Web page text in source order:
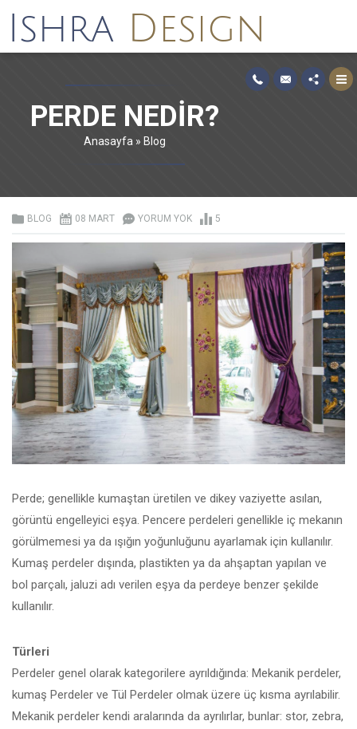
PERDE NEDIR?
Anasayfa » Blog
BLOG 08 MART YORUM YOK 5
Perde; genellikle kumaştan üretilen ve dikey vaziyette asılan,
görüntü engelleyici eşya. Pencere perdeleri genellikle iç mekanın
görülmemesi ya da ışığın yoğunluğunu ayarlamak için kullanılır.
Kumaş perdeler dışında, plastikten ya da ahşaptan yapılan ve
bol parçalı, jaluzi adı verilen eşya da perdeye benzer şekilde
kullanılır.
Türleri
Perdeler genel olarak kategorilere ayrıldığında: Mekanik perdeler,
kumaş Perdeler ve Tül Perdeler olmak üzere üç kısma ayrılabilir.
Mekanik perdeler kendi aralarında da ayrılırlar, bunlar: stor, zebra,